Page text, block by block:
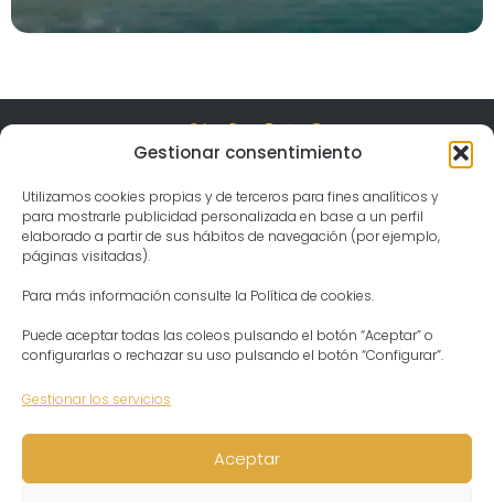
Gestionar consentimiento
Utilizamos cookies propias y de terceros para fines analíticos y
para mostrarle publicidad personalizada en base a un perfil
elaborado a partir de sus hábitos de navegación (por ejemplo,
páginas visitadas).
Para más información consulte la Política de cookies.
Puede aceptar todas las coleos pulsando el botón “Aceptar” o
configurarlas o rechazar su uso pulsando el botón “Configurar”.
Gestionar los servicios
Aceptar
04559 Las Tablas, Almería
Horario
Lunes – Domingo:
04:30 – 21:30
Contacto
Presidenta del Ashram
ashram@templodekrishna.com